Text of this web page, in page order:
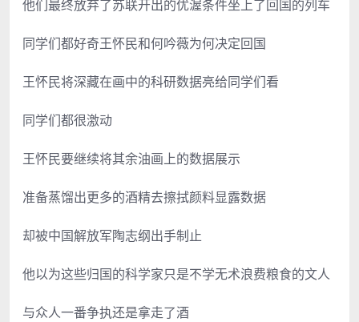
他们最终放弃了苏联开出的优渥条件坐上了回国的列车
同学们都好奇王怀民和何吟薇为何决定回国
王怀民将深藏在画中的科研数据亮给同学们看
同学们都很激动
王怀民要继续将其余油画上的数据展示
准备蒸馏出更多的酒精去擦拭颜料显露数据
却被中国解放军陶志纲出手制止
他以为这些归国的科学家只是不学无术浪费粮食的文人
与众人一番争执还是拿走了酒